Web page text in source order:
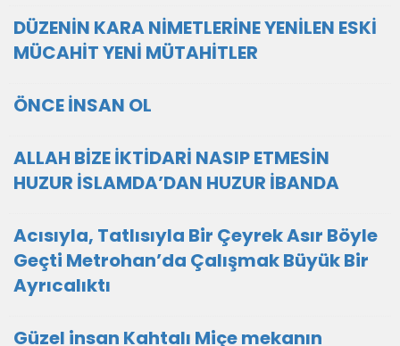
DÜZENİN KARA NİMETLERİNE YENİLEN ESKİ
MÜCAHİT YENİ MÜTAHİTLER
ÖNCE İNSAN OL
ALLAH BİZE İKTİDARİ NASIP ETMESİN
HUZUR İSLAMDA’DAN HUZUR İBANDA
Acısıyla, Tatlısıyla Bir Çeyrek Asır Böyle
Geçti Metrohan’da Çalışmak Büyük Bir
Ayrıcalıktı
Güzel insan Kahtalı Miçe mekanın